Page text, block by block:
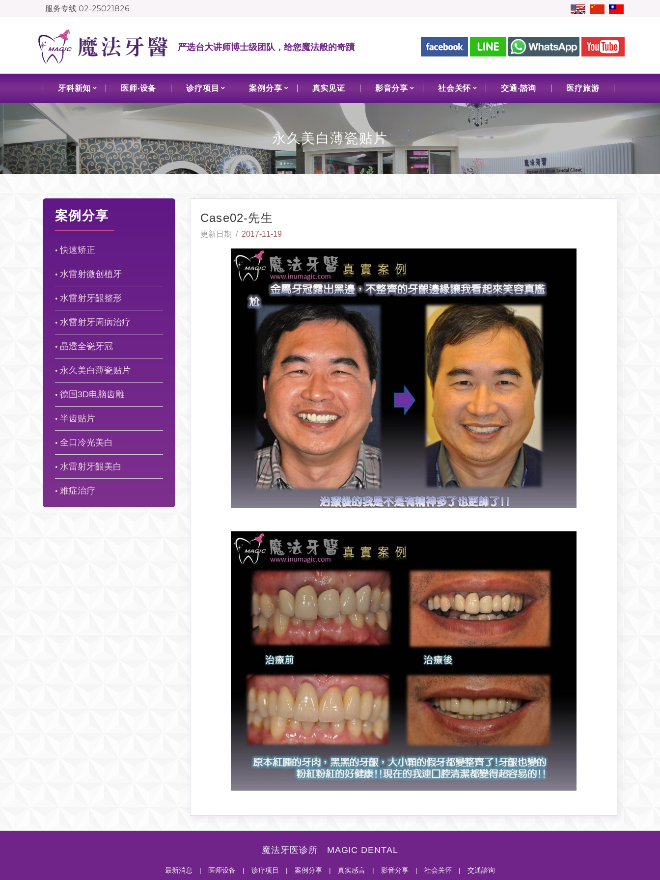
服务专线 02-25021826
严选台大讲师博士级团队，给您魔法般的奇蹟
牙科新知 医师‧设备 诊疗项目 案例分享 真实见证 影音分享 社会关怀 交通‧諮询 医疗旅游
永久美白薄瓷贴片
案例分享
● 快速矫正
● 水雷射微创植牙
● 水雷射牙齦整形
● 水雷射牙周病治疗
● 晶透全瓷牙冠
● 永久美白薄瓷贴片
● 德国3D电脑齿雕
● 半齿贴片
● 全口冷光美白
● 水雷射牙齦美白
● 难症治疗
Case02-先生
更新日期 / 2017-11-19
魔法牙医诊所 MAGIC DENTAL
最新消息 | 医师设备 | 诊疗项目 | 案例分享 | 真实感言 | 影音分享 | 社会关怀 | 交通諮询